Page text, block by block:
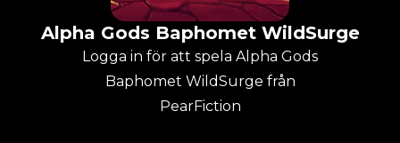
Alpha Gods Baphomet WildSurge
Logga in för att spela Alpha Gods
Baphomet WildSurge från
PearFiction